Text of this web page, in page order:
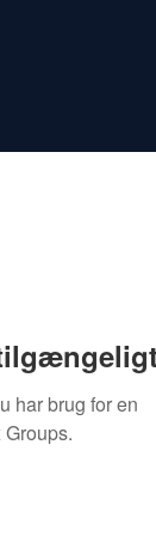
har brug for en